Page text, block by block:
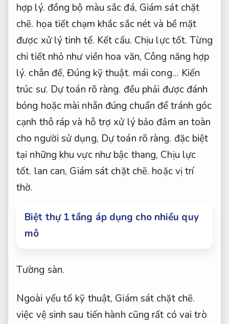
hợp lý. đồng bộ màu sắc đá, Giám sát chặt
chẽ. họa tiết chạm khắc sắc nét và bề mặt
được xử lý tinh tế. Kết cấu. Chịu lực tốt. Từng
chi tiết nhỏ như viền hoa văn, Công năng hợp
lý. chân đế,Đúng kỹ thuật. mái cong… Kiến
trúc sư. Dự toán rõ ràng. đều phải được đánh
bóng hoặc mài nhẵn đúng chuẩn để tránh góc
cạnh thô ráp và hỗ trợ xử lý bảo đảm an toàn
cho người sử dụng, Dự toán rõ ràng. đặc biệt
tại những khu vực như bậc thang, Chịu lực
tốt. lan can, Giám sát chặt chẽ. hoặc vị trí
thờ.
Biệt thự 1 tầng áp dụng cho nhiều quy
mô
Tường sàn.
Ngoài yếu tố kỹ thuật, Giám sát chặt chẽ.
việc vệ sinh sau tiến hành cũng rất có vai trò